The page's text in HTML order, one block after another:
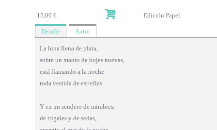
15,00 € Edición Papel
Detalle Autor
La luna llena de plata,
sobre un manto de hojas nuevas,
está llamando a la noche
toda vestida de estrellas.
Y en un sendero de mimbres,
de trigales y de sedas,